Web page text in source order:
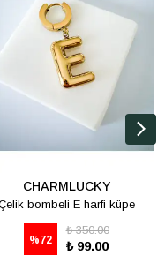
CHARMLUCKY
bombeli E harfi küpe
%72
₺ 350.00
₺ 99.00